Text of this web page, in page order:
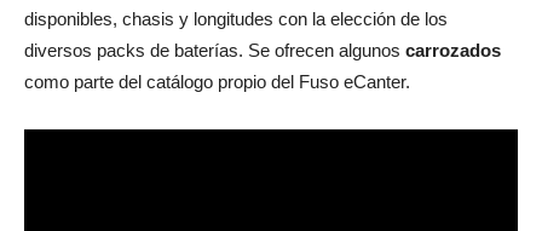
disponibles, chasis y longitudes con la elección de los
diversos packs de baterías. Se ofrecen algunos carrozados
como parte del catálogo propio del Fuso eCanter.